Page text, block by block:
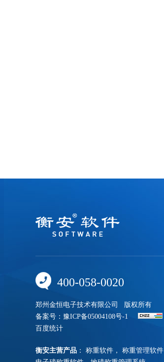
400-058-0020
郑州金恒电子技术有限公司
版权所有
备案号： 豫ICP备05004108号-1
百度统计
衡安主营产品 ： 称重软件 ， 称重管理软件